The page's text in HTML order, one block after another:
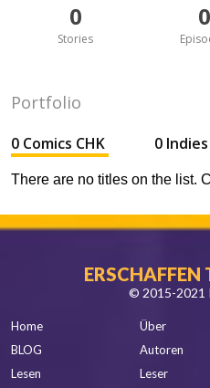
0
Stories
0
Portfolio
0 Comics CHK 0
There are no titles on the list.
ERSCHAFFEN
© 2015-2021
Home
BLOG
Lesen
Über
Autoren
Leser